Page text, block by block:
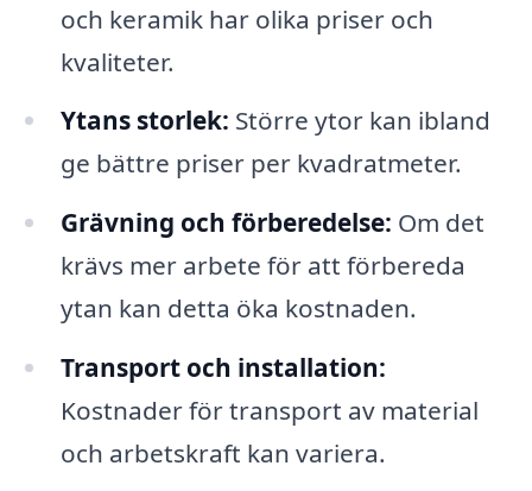
och keramik har olika priser och
kvaliteter.
Ytans storlek: Större ytor kan ibland
ge bättre priser per kvadratmeter.
Grävning och förberedelse: Om det
krävs mer arbete för att förbereda
ytan kan detta öka kostnaden.
Transport och installation:
Kostnader för transport av material
och arbetskraft kan variera.